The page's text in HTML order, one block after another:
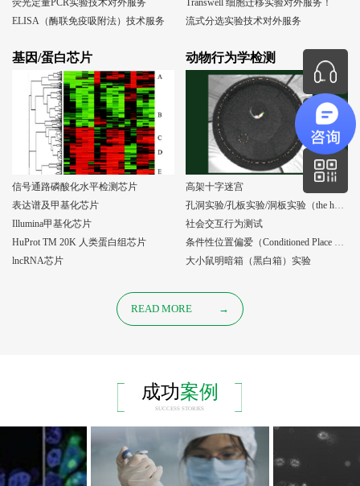
荧光定量PCR实验技术对外服务
ELISA（酶联免疫吸附法）技术服务
Transwell 细胞迁移实验对外服务！
流式分选实验技术对外服务
基因/蛋白芯片
信号通路磷酸化水平检测芯片
表达谱及甲基化芯片
Illumina甲基化芯片
HuProt TM 20K 人类蛋白组芯片
lncRNA芯片
动物行为学检测
高架十字迷宫
孔洞实验/孔板实验/洞板实验（the holeboard test）
社会交互行为测试
条件性位置偏爱（Conditioned Place Preference, CPP）实验
大小鼠明暗箱（黑白箱）实验
READ MORE →
成功案例
SUCCESS STORIES